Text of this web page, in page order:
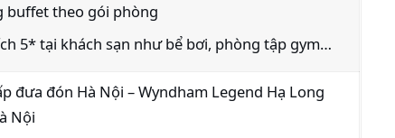
buffet theo gói phòng
5* tại khách sạn như bể bơi, phòng tập gym…
đưa đón Hà Nội – Wyndham Legend Hạ Long
Nội